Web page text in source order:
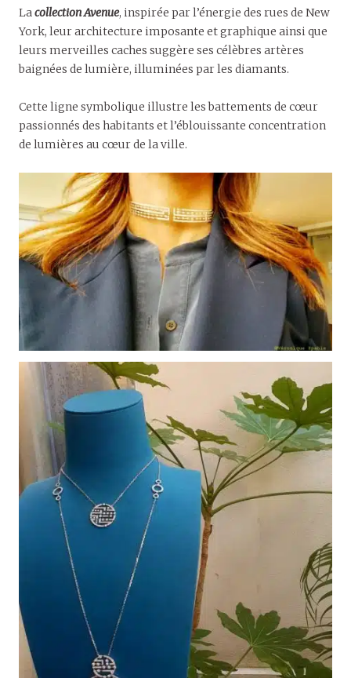
Lacollection Avenue, inspirée par l’énergie des rues de New
York, leur architecture imposante et graphique ainsi que
leurs merveilles caches suggère ses célèbres artères
baignées de lumière, illuminées par les diamants.
Cette ligne symbolique illustre les battements de cœur
passionnés des habitants et l’éblouissante concentration
de lumières au cœur de la ville.